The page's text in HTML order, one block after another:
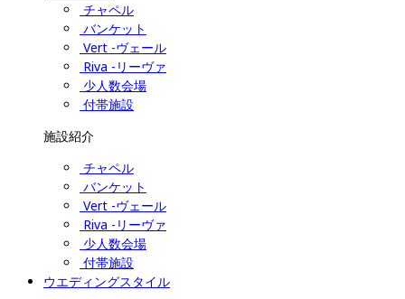
チャペル
バンケット
Vert -ヴェール
Riva -リーヴァ
少人数会場
付帯施設
施設紹介
チャペル
バンケット
Vert -ヴェール
Riva -リーヴァ
少人数会場
付帯施設
ウエディングスタイル